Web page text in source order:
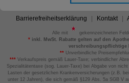
Barrierefreiheitserklärung Kontakt
Alle mit
gekennzeichneten
*inkl. MwSt. Rabatte gelten auf den
verschreibungspflichtige
** Unverbindliche
*** Verkaufspreis gemäß Lauer-Taxe; verbindlicher
Spezialitätentaxe (sog. Lauer-Taxe) bei Abgabe von
Lasten der gesetzlichen Krankenversicherungen (z.B.
unter 12 Jahren), die sich gemäß §129 Abs. 5a SGB V